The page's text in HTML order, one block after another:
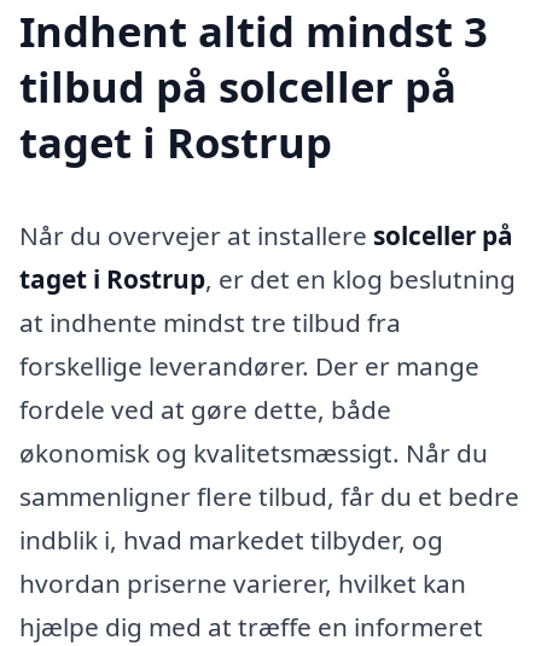
Indhent altid mindst 3
tilbud på solceller på
taget i Rostrup
Når du overvejer at installere solceller på
taget i Rostrup, er det en klog beslutning
at indhente mindst tre tilbud fra
forskellige leverandører. Der er mange
fordele ved at gøre dette, både
økonomisk og kvalitetsmæssigt. Når du
sammenligner flere tilbud, får du et bedre
indblik i, hvad markedet tilbyder, og
hvordan priserne varierer, hvilket kan
hjælpe dig med at træffe en informeret